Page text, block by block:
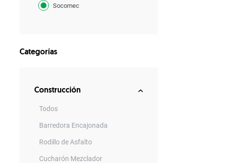
Socomec
Categorías
Construcción
Todos
Barredora Encajonada
Rodillo de Asfalto
Cucharón Mezclador